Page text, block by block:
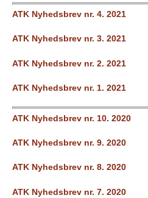
ATK Nyhedsbrev nr. 4. 2021
ATK Nyhedsbrev nr. 3. 2021
ATK Nyhedsbrev nr. 2. 2021
ATK Nyhedsbrev nr. 1. 2021
ATK Nyhedsbrev nr. 10. 2020
ATK Nyhedsbrev nr. 9. 2020
ATK Nyhedsbrev nr. 8. 2020
ATK Nyhedsbrev nr. 7. 2020